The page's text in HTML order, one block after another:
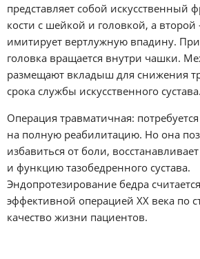
представляет собой искусственный
кости с шейкой и головкой, а
имитирует вертлужную впадину.
головка вращается внутри чашки.
размещают вкладыш для снижения
срока службы искусственного сустава.
Операция травматичная:
на полную реабилитацию. Но она
избавиться от боли,
и функцию тазобедренного сустава.
Эндопротезирование бедра
эффективной операцией ХХ века по
качество жизни пациентов.